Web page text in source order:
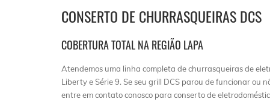
CONSERTO DE CHURRASQUEIRAS DCS
COBERTURA TOTAL NA REGIÃO LAPA
Atendemos uma linha completa de churrasqueiras de
Liberty e Série 9. Se seu grill DCS parou de funcionar ou
entre em contato conosco para conserto de